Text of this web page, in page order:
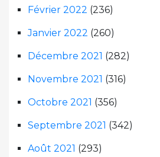
Février 2022 (236)
Janvier 2022 (260)
Décembre 2021 (282)
Novembre 2021 (316)
Octobre 2021 (356)
Septembre 2021 (342)
Août 2021 (293)